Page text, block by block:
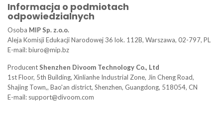
Informacja o podmiotach
odpowiedzialnych
Osoba MIP Sp. z.o.o.
Aleja Komisji Edukacji Narodowej 36 lok. 112B, Warszawa, 02-797, PL
E-mail: biuro@mip.bz
ProducentShenzhen Divoom Technology Co., Ltd
1st Floor, 5th Building, Xinlianhe Industrial Zone, Jin Cheng Road,
Shajing Town,, Bao'an district, Shenzhen, Guangdong, 518054, CN
E-mail: support@divoom.com